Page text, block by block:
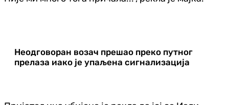
Неодговоран возач прешао преко путног
прелаза иако је упаљена сигнализација